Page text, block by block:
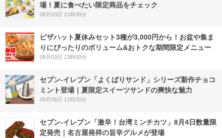
場！夏に食べたい限定商品をチェック
08月03日 11時30分
ピザハット夏休みセット3種が3,000円から！お盆や集ま
りにぴったりのボリューム&おトクな期間限定メニュー
08月03日 13時00分
セブン‐イレブン「よくばりサンド」シリーズ新作チョコ
ミント登場｜夏限定スイーツサンドの爽快な魅力
08月06日 11時30分
セブン-イレブン「激辛！台湾ミンチカツ」8月4日数量限
定発売｜名古屋発祥の旨辛グルメが登場